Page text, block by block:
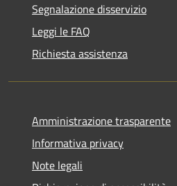
Segnalazione disservizio
Leggi le FAQ
Richiesta assistenza
Amministrazione trasparente
Informativa privacy
Note legali